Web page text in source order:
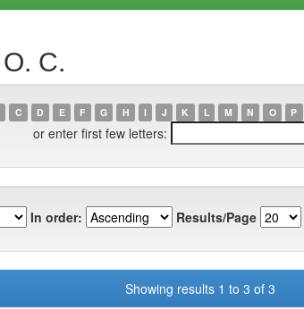
О. С.
C D E F G H I J K L M N O P
or enter first few letters:
In order: Results/Page
Showing results 1 to 3 of 3